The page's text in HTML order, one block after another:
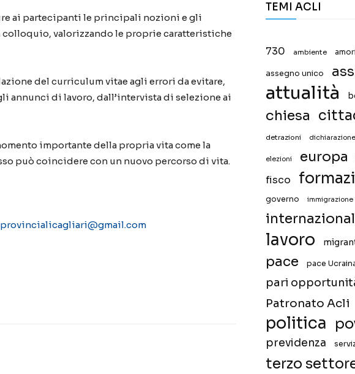
ai partecipanti le principali nozioni e gli
valorizzando le proprie caratteristiche
del curriculum vitae agli errori da evitare,
annunci di lavoro, dall’intervista di selezione ai
importante della propria vita come la
può coincidere con un nuovo percorso di vita.
TEMI ACLI
730 ambiente
assegno unico
attualità
chiesa
detrazioni dichiarazione
elezioni europa
fisco
governo immigrazione
lavoro
pace
pace
pari
Patronato Acli
politica
previdenza
terzo